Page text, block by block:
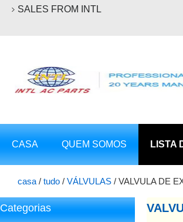
SALES FROM INTL
CASA QUEM SOMOS LISTA
casa / tudo / VÁLVULAS / VALVULA DE
Categorias